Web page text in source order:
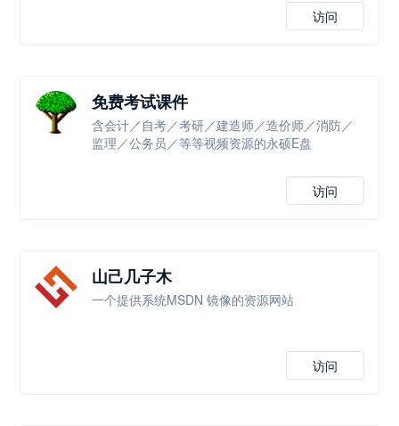
访问
免费考试课件
含会计／自考／考研／建造师／造价师／消防／
监理／公务员／等等视频资源的永硕E盘
访问
山己几子木
一个提供系统MSDN 镜像的资源网站
访问